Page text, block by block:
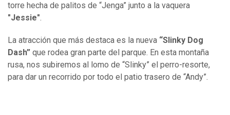
torre hecha de palitos de “Jenga” junto a la vaquera
"Jessie".
La atracción que más destaca es la nueva “Slinky Dog
Dash” que rodea gran parte del parque. En esta montaña
rusa, nos subiremos al lomo de “Slinky” el perro-resorte,
para dar un recorrido por todo el patio trasero de “Andy”.